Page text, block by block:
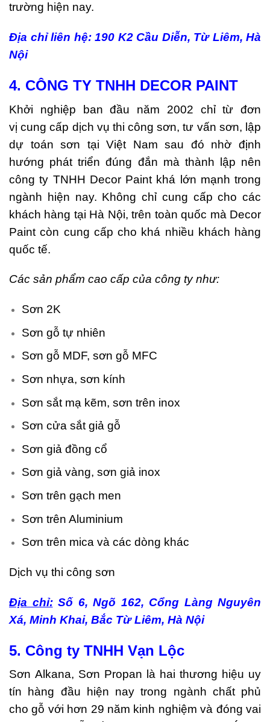
trường hiện nay.
Địa chỉ liên hệ: 190 K2 Cầu Diễn, Từ Liêm, Hà
Nội
4. CÔNG TY TNHH DECOR PAINT
Khởi nghiệp ban đầu năm 2002 chỉ từ đơn
vị cung cấp dịch vụ thi công sơn, tư vấn sơn, lập
dự toán sơn tại Việt Nam sau đó nhờ định
hướng phát triển đúng đắn mà thành lập nên
công ty TNHH Decor Paint khá lớn mạnh trong
ngành hiện nay. Không chỉ cung cấp cho các
khách hàng tại Hà Nội, trên toàn quốc mà Decor
Paint còn cung cấp cho khá nhiều khách hàng
quốc tế.
Các sản phẩm cao cấp của công ty như:
Sơn 2K
Sơn gỗ tự nhiên
Sơn gỗ MDF, sơn gỗ MFC
Sơn nhựa, sơn kính
Sơn sắt mạ kẽm, sơn trên inox
Sơn cửa sắt giả gỗ
Sơn giả đồng cổ
Sơn giả vàng, sơn giả inox
Sơn trên gạch men
Sơn trên Aluminium
Sơn trên mica và các dòng khác
Dịch vụ thi công sơn
Địa chỉ:Số 6, Ngõ 162, Cổng Làng Nguyên
Xá, Minh Khai, Bắc Từ Liêm, Hà Nội
5. Công ty TNHH Vạn Lộc
Sơn Alkana, Sơn Propan là hai thương hiệu uy
tín hàng đầu hiện nay trong ngành chất phủ
cho gỗ với hơn 29 năm kinh nghiệm và đóng vai